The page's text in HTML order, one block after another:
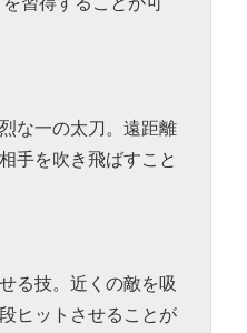
な一の太刀。遠距離
手を吹き飛ばすこと
る技。近くの敵を吸
ヒットさせることが